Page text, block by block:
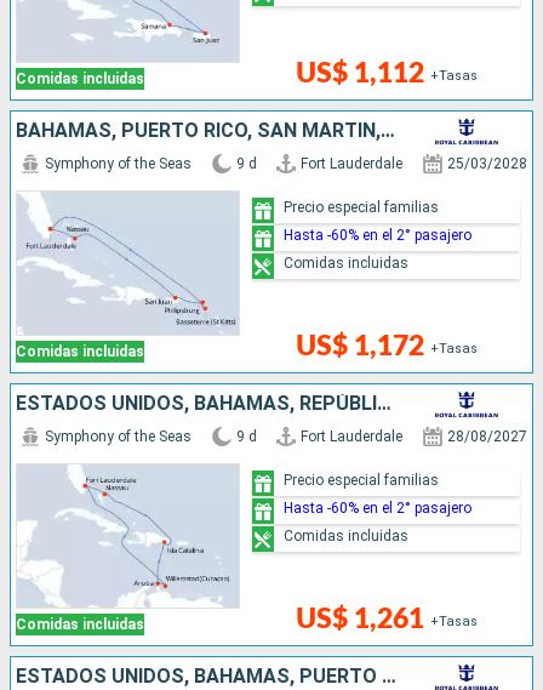
Comidas incluidas US$ 1,112 +Tasas
BAHAMAS, PUERTO RICO, SAN MARTÍN, ESTADOS UNIDOS
Comidas incluidas
Symphony of the Seas 9 d Fort Lauderdale 25/03/2028
US$ 1,172 +Tasas
Precio especial familias
Hasta -60% en el 2° pasajero
Comidas incluidas
ESTADOS UNIDOS, BAHAMAS, REPÚBLICA DOMINICANA, ARUBA
Comidas incluidas
Symphony of the Seas 9 d Fort Lauderdale 28/08/2027
US$ 1,261 +Tasas
Precio especial familias
Hasta -60% en el 2° pasajero
Comidas incluidas
ESTADOS UNIDOS, BAHAMAS, PUERTO RICO, REPÚBLICA DOMINICANA